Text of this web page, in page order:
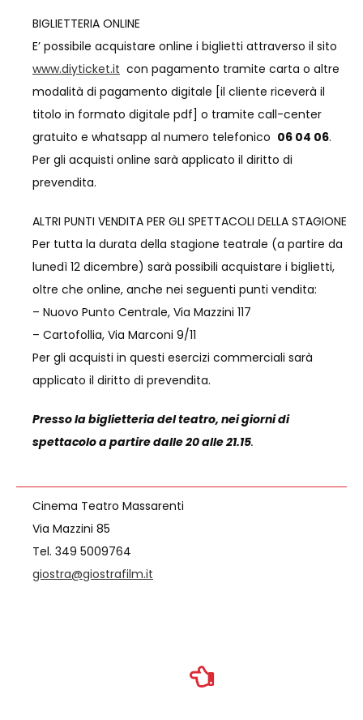
BIGLIETTERIA ONLINE
E’ possibile acquistare online i biglietti attraverso il sito
www.diyticket.it con pagamento tramite carta o altre
modalità di pagamento digitale [il cliente riceverà il
titolo in formato digitale pdf] o tramite call-center
gratuito e whatsapp al numero telefonico 06 04 06.
Per gli acquisti online sarà applicato il diritto di
prevendita.
ALTRI PUNTI VENDITA PER GLI SPETTACOLI DELLA STAGIONE
Per tutta la durata della stagione teatrale (a partire da
lunedì 12 dicembre) sarà possibili acquistare i biglietti,
oltre che online, anche nei seguenti punti vendita:
– Nuovo Punto Centrale, Via Mazzini 117
– Cartofollia, Via Marconi 9/11
Per gli acquisti in questi esercizi commerciali sarà
applicato il diritto di prevendita.
Presso la biglietteria del teatro, nei giorni di
spettacolo a partire dalle 20 alle 21.15.
Cinema Teatro Massarenti
Via Mazzini 85
Tel. 349 5009764
giostra@giostrafilm.it